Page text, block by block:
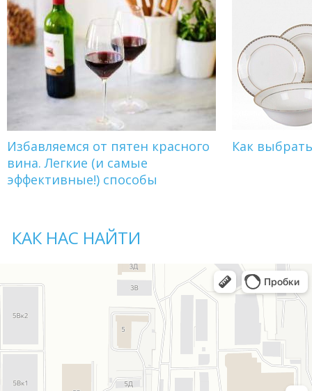
Избавляемся от пятен красного
вина. Легкие (и самые
эффективные!) способы
Как
КАК НАС НАЙТИ